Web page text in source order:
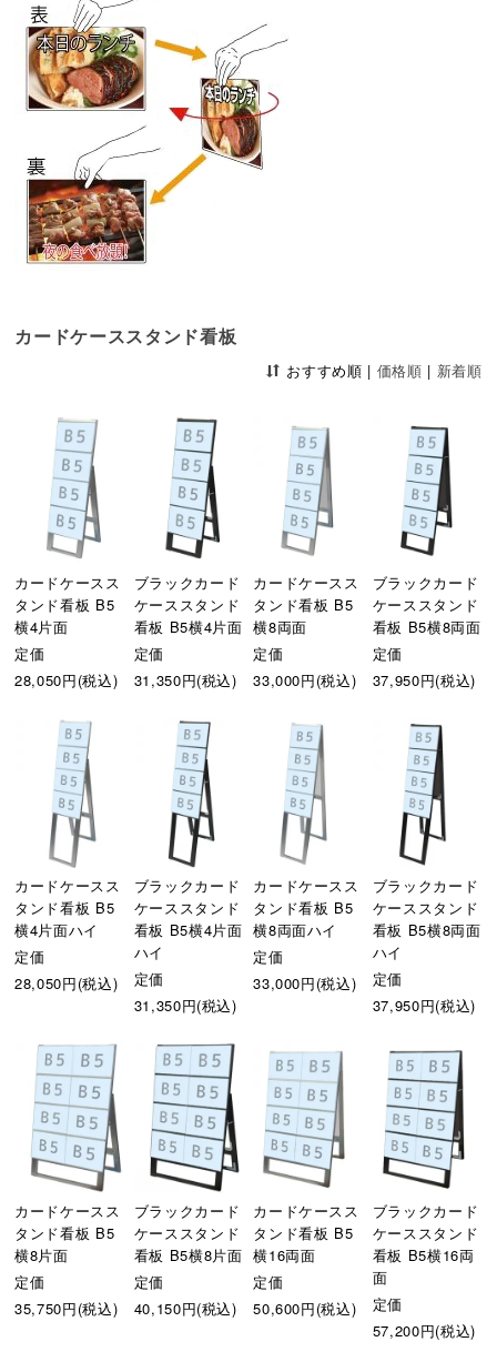
カードケーススタンド看板
おすすめ順 | 価格順 | 新着順
カードケースス
タンド看板 B5
横4片面
定価
28,050円(税込)
ブラックカード
ケーススタンド
看板 B5横4片面
定価
31,350円(税込)
カードケースス
タンド看板 B5
横8両面
定価
33,000円(税込)
ブラックカード
ケーススタンド
看板 B5横8両面
定価
37,950円(税込)
カードケースス
タンド看板 B5
横4片面ハイ
定価
28,050円(税込)
ブラックカード
ケーススタンド
看板 B5横4片面
ハイ
定価
31,350円(税込)
カードケースス
タンド看板 B5
横8両面ハイ
定価
33,000円(税込)
ブラックカード
ケーススタンド
看板 B5横8両面
ハイ
定価
37,950円(税込)
カードケースス
タンド看板 B5
横8片面
定価
35,750円(税込)
ブラックカード
ケーススタンド
看板 B5横8片面
定価
40,150円(税込)
カードケースス
タンド看板 B5
横16両面
定価
50,600円(税込)
ブラックカード
ケーススタンド
看板 B5横16両
面
定価
57,200円(税込)